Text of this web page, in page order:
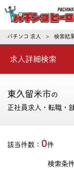
パチンコ 求人 > 検索結
求人詳細検索
東久留米市の
正社員求人・転職・
該当件数： 0件
検索条